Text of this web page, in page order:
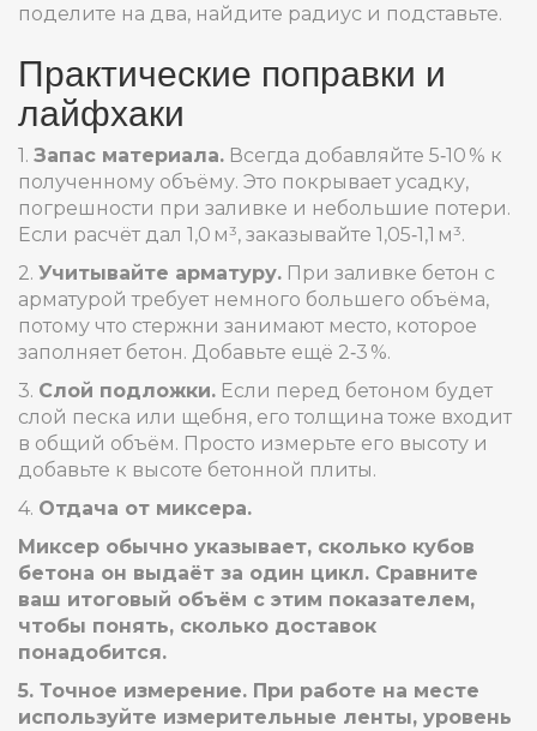
поделите на два, найдите радиус и подставьте.
Практические поправки и
лайфхаки
1. Запас материала. Всегда добавляйте 5‑10 % к
полученному объёму. Это покрывает усадку,
погрешности при заливке и небольшие потери.
Если расчёт дал 1,0 м³, заказывайте 1,05‑1,1 м³.
2. Учитывайте арматуру. При заливке бетон с
арматурой требует немного большего объёма,
потому что стержни занимают место, которое
заполняет бетон. Добавьте ещё 2‑3 %.
3. Слой подложки. Если перед бетоном будет
слой песка или щебня, его толщина тоже входит
в общий объём. Просто измерьте его высоту и
добавьте к высоте бетонной плиты.
4. Отдача от миксера.
Миксер обычно указывает, сколько кубов
бетона он выдаёт за один цикл. Сравните
ваш итоговый объём с этим показателем,
чтобы понять, сколько доставок
понадобится.
5. Точное измерение. При работе на месте
используйте измерительные ленты, уровень